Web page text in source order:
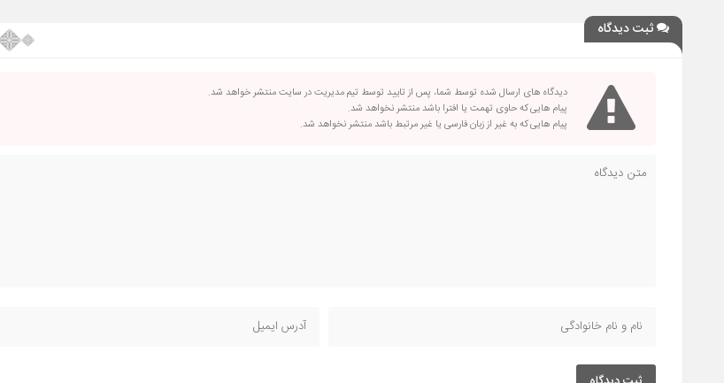
ثبت دیدگاه
دیدگاه های ارسال شده توسط شما، پس از تایید توسط تیم مدیریت در سایت منتشر خواهد شد.
پیام هایی که حاوی تهمت یا افترا باشد منتشر نخواهد شد.
پیام هایی که به غیر از زبان فارسی یا غیر مرتبط باشد منتشر نخواهد شد.